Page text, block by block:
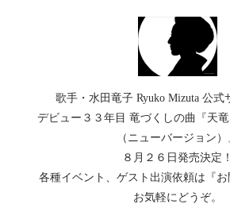
歌手・水田竜子 Ryuko Mizuta 公式
デビュー３３年目 竜づくしの曲『天
（ニューバージョン）
８月２６日発売決定！
各種イベント、ゲスト出演依頼は『
お気軽にどうぞ。